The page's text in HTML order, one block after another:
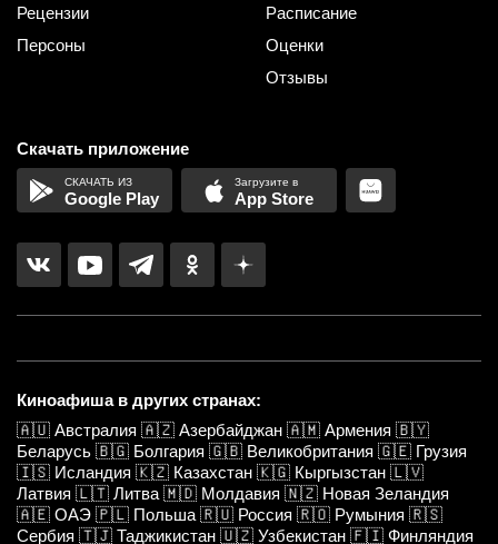
Рецензии
Персоны
Расписание
Оценки
Отзывы
Скачать приложение
Google Play App Store
Киноафиша в других странах:
🇦🇺 Австралия 🇦🇿 Азербайджан 🇦🇲 Армения 🇧🇾
Беларусь 🇧🇬 Болгария 🇬🇧 Великобритания 🇬🇪 Грузия
🇮🇸 Исландия 🇰🇿 Казахстан 🇰🇬 Кыргызстан 🇱🇻
Латвия 🇱🇹 Литва 🇲🇩 Молдавия 🇳🇿 Новая Зеландия
🇦🇪 ОАЭ 🇵🇱 Польша 🇷🇺 Россия 🇷🇴 Румыния 🇷🇸
Сербия 🇹🇯 Таджикистан 🇺🇿 Узбекистан 🇫🇮 Финляндия